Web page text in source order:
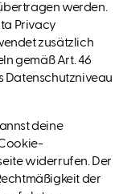
werden.
Privacy
zusätzlich
gemäß Art. 46
Datenschutzniveau
deine
widerrufen. Der
der